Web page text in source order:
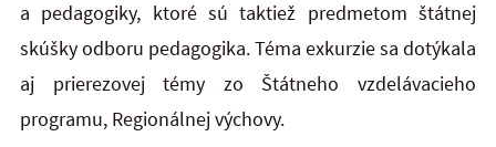
a pedagogiky, ktoré sú taktiež predmetom štátnej
skúšky odboru pedagogika. Téma exkurzie sa dotýkala
aj prierezovej témy zo Štátneho vzdelávacieho
programu, Regionálnej výchovy.